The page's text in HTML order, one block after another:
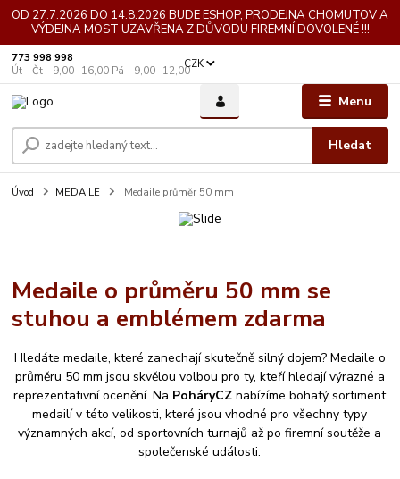
OD 27.7.2026 DO 14.8.2026 BUDE ESHOP, PRODEJNA CHOMUTOV A
VÝDEJNA MOST UZAVŘENA Z DŮVODU FIREMNÍ DOVOLENÉ !!!
Menu
CZK
Hledat
773 998 998
Út - Čt - 9,00 -16,00 Pá - 9,00 -12,00
Úvod MEDAILE Medaile průměr 50 mm
Medaile o průměru 50 mm se
stuhou a emblémem zdarma
Hledáte medaile, které zanechají skutečně silný dojem? Medaile o
průměru 50 mm jsou skvělou volbou pro ty, kteří hledají výrazné a
reprezentativní ocenění. Na PoháryCZ nabízíme bohatý sortiment
medailí v této velikosti, které jsou vhodné pro všechny typy
významných akcí, od sportovních turnajů až po firemní soutěže a
společenské události.